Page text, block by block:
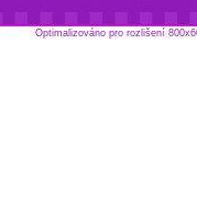
Optimalizováno pro rozlišení